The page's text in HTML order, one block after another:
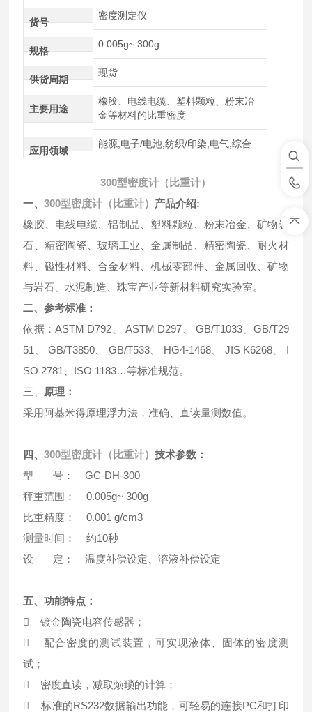
货号
密度测定仪
规格
0.005g~ 300g
供货周期
现货
主要用途
橡胶、电线电缆、塑料颗粒、粉末冶
金等材料的比重密度
应用领域
能源,电子/电池,纺织/印染,电气,综合
300型密度计（比重计）
一、300型密度计（比重计） 产品介绍:
橡胶、电线电缆、铝制品、塑料颗粒、粉末冶金、矿物岩
石、精密陶瓷、玻璃工业、金属制品、精密陶瓷、耐火材
料、磁性材料、合金材料、机械零部件、金属回收、矿物
与岩石、水泥制造、珠宝产业等新材料研究实验室。
二、参考标准：
依据：ASTM D792、 ASTM D297、 GB/T1033、GB/T29
51、 GB/T3850、 GB/T533、 HG4-1468、 JIS K6268、 I
SO 2781、ISO 1183…等标准规范。
三、 原理：
采用阿基米得原理浮力法，准确、直读量测数值。
四、300型密度计（比重计）技术参数：
型 号： GC-DH-300
秤重范围： 0.005g~ 300g
比重精度： 0.001 g/cm3
测量时间： 约10秒
设 定： 温度补偿设定、溶液补偿设定
五、功能特点：
 镀金陶瓷电容传感器；
 配合密度的测试装置，可实现液体、固体的密度测
试；
 密度直读，减取烦琐的计算；
 标准的RS232数据输出功能，可轻易的连接PC和打印